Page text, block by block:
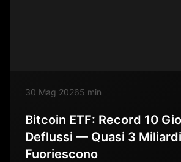
30 Mag 20265 min
Bitcoin ETF: Record 10
Deflussi — Quasi 3 Miliardi
Fuoriescono